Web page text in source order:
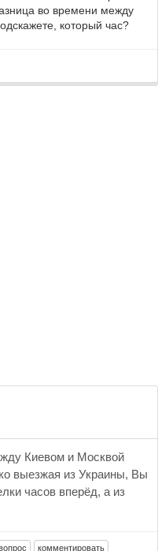
во времени между
который час?
Киевом и Москвой
выезжая из Украины, Вы
часов вперёд, а из